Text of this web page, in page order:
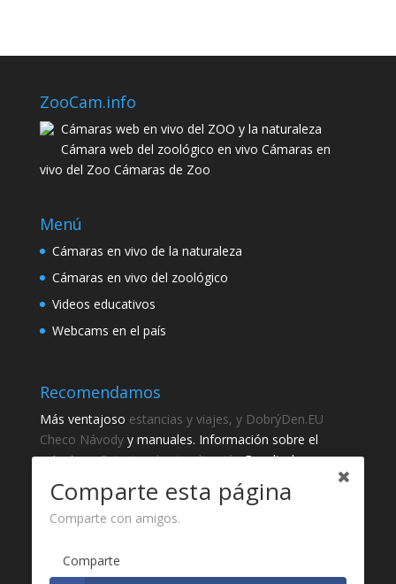
ZooCam.info
Cámaras web en vivo del ZOO y la naturaleza
Cámara web del zoológico en vivo Cámaras en
vivo del Zoo Cámaras de Zoo
Menú
Cámaras en vivo de la naturaleza
Cámaras en vivo del zoológico
Videos educativos
Webcams en el país
Recomendamos
Más ventajoso estancias y viajes, y DobrýDen.EU
Checo Návodyy manuales. Información sobre el
catastro -Catastro de visualizaciónResultados
Cómo registrarse pararecibos
Gracias
Comparte esta página
Comparte con amigos.
Comparte